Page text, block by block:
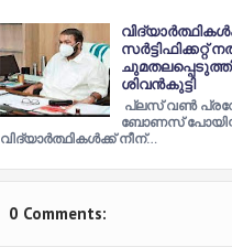
ശിവന്‍കുട്ടി
പ്ലസ് വൺ
ബോണസ്
വിദ്യാർത്ഥികൾക്ക് നീന്…
0 Comments: